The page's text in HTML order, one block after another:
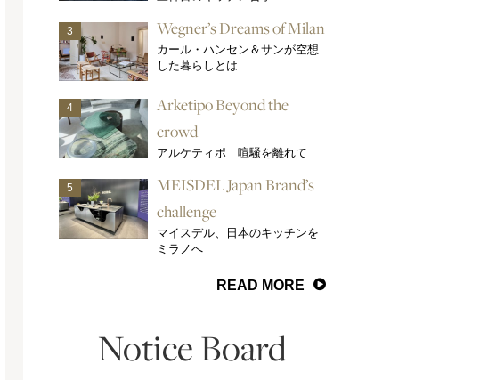
3 Wegner’s Dreams of Milan
カール・ハンセン＆サンが空想
した暮らしとは
4
Arketipo Beyond the
crowd
アルケティポ 喧騒を離れて
5
MEISDEL Japan Brand’s
challenge
マイスデル、日本のキッチンを
ミラノへ
READ MORE
Notice Board